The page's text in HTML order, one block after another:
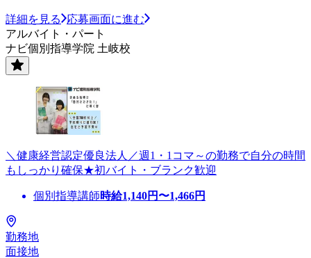
詳細を見る
応募画面に進む
アルバイト・パート
ナビ個別指導学院 土岐校
＼健康経営認定優良法人／週1・1コマ～の勤務で自分の時間
もしっかり確保★初バイト・ブランク歓迎
個別指導講師時給1,140円〜1,466円
勤務地
面接地